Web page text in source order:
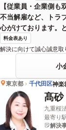
【従業員・企業側
不当解雇など、トラ
心がけております。
料金表あり
解決に向けて誠心誠意取
小
東京都 千代田区神楽
髙
九重桜
最寄り
解決